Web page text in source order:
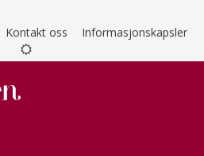
Kontakt oss Informasjonskapsler